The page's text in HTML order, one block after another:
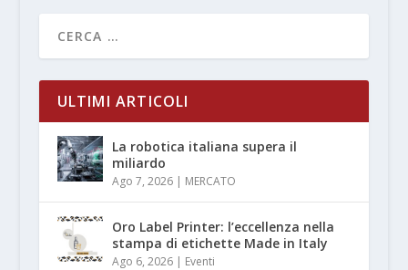
ULTIMI ARTICOLI
La robotica italiana supera il
miliardo
Ago 7, 2026| MERCATO
Oro Label Printer: l’eccellenza nella
stampa di etichette Made in Italy
Ago 6, 2026| Eventi